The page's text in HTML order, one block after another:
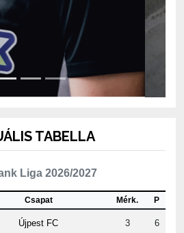
Liga 2026/2027
Csapat
Újpest FC 3 6
Puskás Akadémia FC 3 6